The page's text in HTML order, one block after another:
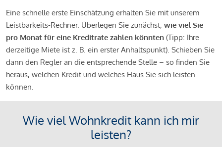
Eine schnelle erste Einschätzung erhalten Sie mit unserem
Leistbarkeits-Rechner. Überlegen Sie zunächst, wie viel Sie
pro Monat für eine Kreditrate zahlen könnten (Tipp: Ihre
derzeitige Miete ist z. B. ein erster Anhaltspunkt). Schieben Sie
dann den Regler an die entsprechende Stelle – so finden Sie
heraus, welchen Kredit und welches Haus Sie sich leisten
können.
Wie viel Wohnkredit kann ich mir
leisten?